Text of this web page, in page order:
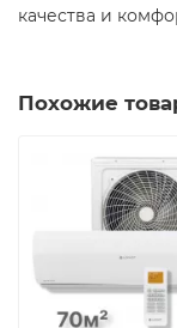
качества и
Похожие